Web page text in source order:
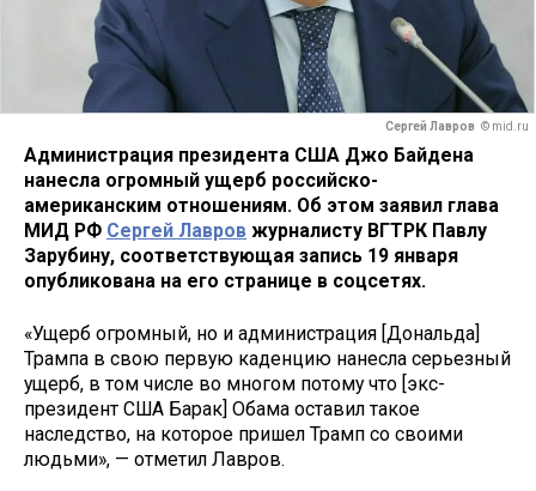
Сергей Лавров © mid.ru
Администрация президента США Джо Байдена
нанесла огромный ущерб российско-
американским отношениям. Об этом заявил глава
МИД РФ Сергей Лавров журналисту ВГТРК Павлу
Зарубину, соответствующая запись 19 января
опубликована на его странице в соцсетях.
«Ущерб огромный, но и администрация [Дональда]
Трампа в свою первую каденцию нанесла серьезный
ущерб, в том числе во многом потому что [экс-
президент США Барак] Обама оставил такое
наследство, на которое пришел Трамп со своими
людьми», — отметил Лавров.